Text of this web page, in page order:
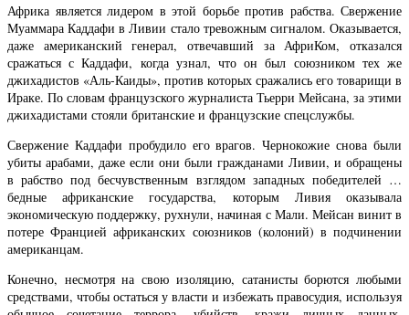
Африка является лидером в этой борьбе против рабства. Свержение
Муаммара Каддафи в Ливии стало тревожным сигналом. Оказывается,
даже американский генерал, отвечавший за АфриКом, отказался
сражаться с Каддафи, когда узнал, что он был союзником тех же
джихадистов «Аль-Каиды», против которых сражались его товарищи в
Ираке. По словам французского журналиста Тьерри Мейсана, за этими
джихадистами стояли британские и французские спецслужбы.
Свержение Каддафи пробудило его врагов. Чернокожие снова были
убиты арабами, даже если они были гражданами Ливии, и обращены
в рабство под бесчувственным взглядом западных победителей …
бедные африканские государства, которым Ливия оказывала
экономическую поддержку, рухнули, начиная с Мали. Мейсан винит в
потере Францией африканских союзников (колоний) в подчинении
американцам.
Конечно, несмотря на свою изоляцию, сатанисты борются любыми
средствами, чтобы остаться у власти и избежать правосудия, используя